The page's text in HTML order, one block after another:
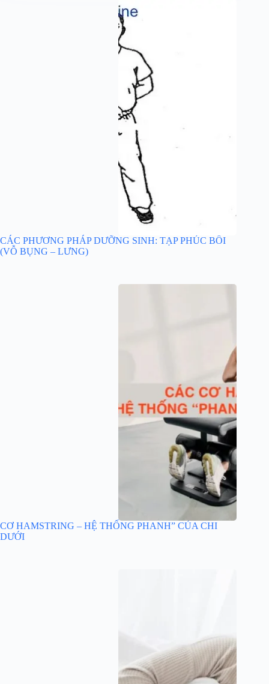
CÁC PHƯƠNG PHÁP DƯỠNG SINH: TẠP PHÚC BỐI
(VỖ BỤNG – LƯNG)
CƠ HAMSTRING – HỆ THỐNG PHANH” CỦA CHI
DƯỚI